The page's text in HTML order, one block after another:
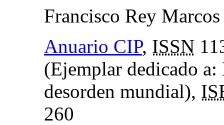
Francisco Rey Marcos
Anuario CIP, ISSN
(Ejemplar dedicado
desorden mundial),
260